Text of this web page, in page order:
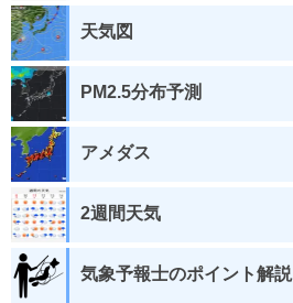
天気図
PM2.5分布予測
アメダス
2週間天気
気象予報士のポイント解説